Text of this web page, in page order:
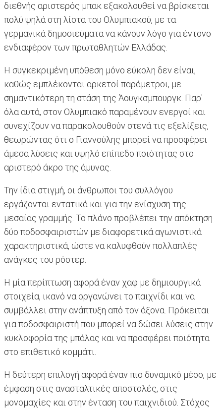
διεθνής αριστερός μπακ εξακολουθεί να βρίσκεται
πολύ ψηλά στη λίστα του Ολυμπιακού, με τα
γερμανικά δημοσιεύματα να κάνουν λόγο για έντονο
ενδιαφέρον των πρωταθλητών Ελλάδας.
Η συγκεκριμένη υπόθεση μόνο εύκολη δεν είναι,
καθώς εμπλέκονται αρκετοί παράμετροι, με
σημαντικότερη τη στάση της Άουγκσμπουργκ. Παρ'
όλα αυτά, στον Ολυμπιακό παραμένουν ενεργοί και
συνεχίζουν να παρακολουθούν στενά τις εξελίξεις,
θεωρώντας ότι ο Γιαννούλης μπορεί να προσφέρει
άμεσα λύσεις και υψηλό επίπεδο ποιότητας στο
αριστερό άκρο της άμυνας.
Την ίδια στιγμή, οι άνθρωποι του συλλόγου
εργάζονται εντατικά και για την ενίσχυση της
μεσαίας γραμμής. Το πλάνο προβλέπει την απόκτηση
δύο ποδοσφαιριστών με διαφορετικά αγωνιστικά
χαρακτηριστικά, ώστε να καλυφθούν πολλαπλές
ανάγκες του ρόστερ.
Η μία περίπτωση αφορά έναν χαφ με δημιουργικά
στοιχεία, ικανό να οργανώνει το παιχνίδι και να
συμβάλλει στην ανάπτυξη από τον άξονα. Πρόκειται
για ποδοσφαιριστή που μπορεί να δώσει λύσεις στην
κυκλοφορία της μπάλας και να προσφέρει ποιότητα
στο επιθετικό κομμάτι.
Η δεύτερη επιλογή αφορά έναν πιο δυναμικό μέσο, με
έμφαση στις ανασταλτικές αποστολές, στις
μονομαχίες και στην ένταση του παιχνιδιού. Στόχος